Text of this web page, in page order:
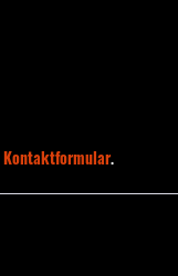
Kontaktformular.